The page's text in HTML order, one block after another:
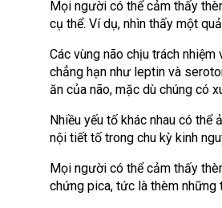
Mọi người có thể cảm thấy
cụ thể. Ví dụ, nhìn thấy một
Các vùng não chịu trách
chẳng hạn như leptin và
ăn của não, mặc dù chúng có
Nhiều yếu tố khác nhau có
nội tiết tố trong chu kỳ kinh
Mọi người có thể cảm thấy
chứng pica, tức là thèm những